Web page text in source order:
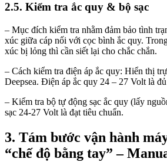
2.5. Kiểm tra ắc quy & bộ sạc
– Mục đích kiểm tra nhằm đảm bảo tình
xúc giữa cáp nối với cọc bình ắc quy.
xúc bị lỏng thì cần siết lại cho chắc chắn.
– Cách kiểm tra điện áp ắc quy: Hiển thị
Deepsea. Điện áp ắc quy 24 – 27 Volt là
– Kiểm tra bộ tự động sạc ắc quy (lấy
sạc 24-27 Volt là đạt tiêu chuẩn.
3. Tám bước vận hành
“chế độ bằng tay” –